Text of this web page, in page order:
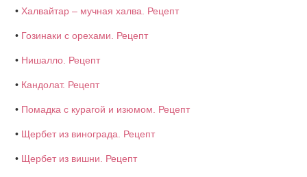
• Халвайтар – мучная халва. Рецепт
• Гозинаки с орехами. Рецепт
• Нишалло. Рецепт
• Кандолат. Рецепт
• Помадка с курагой и изюмом. Рецепт
• Щербет из винограда. Рецепт
• Щербет из вишни. Рецепт